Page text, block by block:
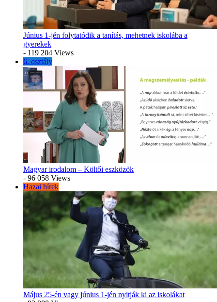
Június 1-jén folytatódik a tanítás, mehetnek iskolába a
gyerekek
- 119 204 Views
6. osztály
Magyar irodalom – Költői eszközök
- 96 058 Views
Hazai hírek
Május 25-én vagy június 1-jén nyitják ki az iskolákat